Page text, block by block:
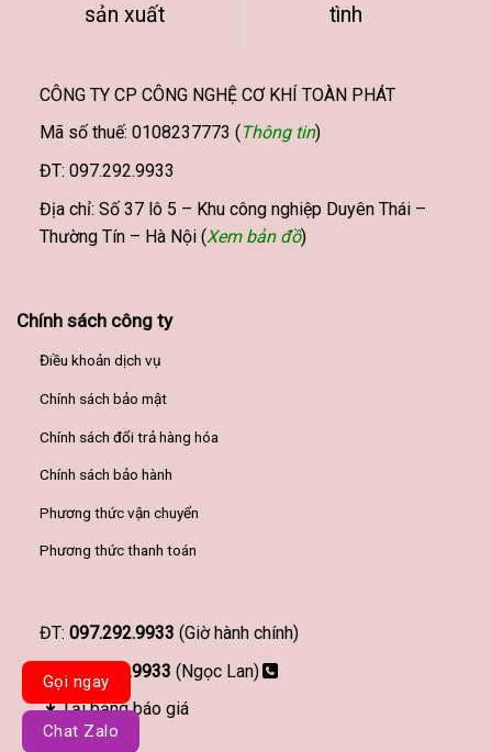
sản xuất
tình
CÔNG TY CP CÔNG NGHỆ CƠ KHÍ TOÀN PHÁT
Mã số thuế: 0108237773 ( Thông tin)
ĐT: 097.292.9933
Địa chỉ: Số 37 lô 5 – Khu công nghiệp Duyên Thái –
Thường Tín – Hà Nội (Xem bản đồ)
Chính sách công ty
Điều khoản dịch vụ
Chính sách bảo mật
Chính sách đổi trả hàng hóa
Chính sách bảo hành
Phương thức vận chuyển
Phương thức thanh toán
ĐT: 097.292.9933 (Giờ hành chính)
097.292.9933 (Ngọc Lan)
Tải bảng báo giá
Gọi ngay
Chat Zalo